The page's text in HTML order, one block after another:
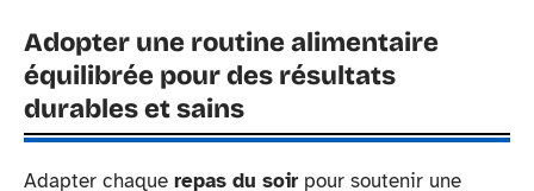
Adopter une routine alimentaire
équilibrée pour des résultats
durables et sains
Adapter chaque repas du soir pour soutenir une